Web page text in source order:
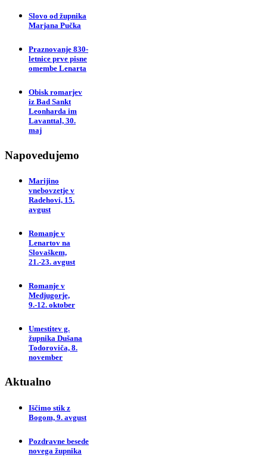
Slovo od župnika
Marjana Pučka
Praznovanje 830-
letnice prve pisne
omembe Lenarta
Obisk romarjev
iz Bad Sankt
Leonharda im
Lavanttal, 30.
maj
Napovedujemo
Marijino
vnebovzetje v
Radehovi, 15.
avgust
Romanje v
Lenartov na
Slovaškem,
21.-23. avgust
Romanje v
Medjugorje,
9.-12. oktober
Umestitev g.
župnika Dušana
Todoroviča, 8.
november
Aktualno
Iščimo stik z
Bogom, 9. avgust
Pozdravne besede
novega župnika